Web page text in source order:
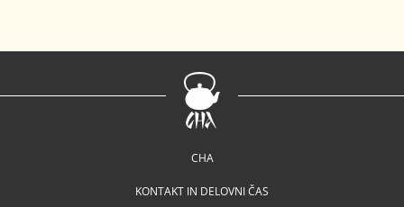
CHA
KONTAKT IN DELOVNI ČAS